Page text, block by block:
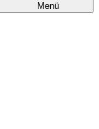
Menü